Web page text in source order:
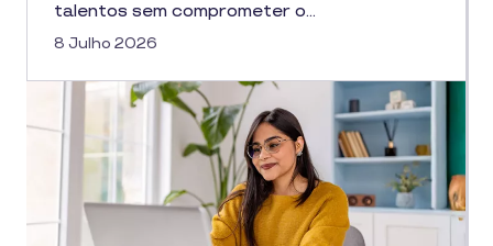
talentos sem comprometer o…
8 Julho 2026